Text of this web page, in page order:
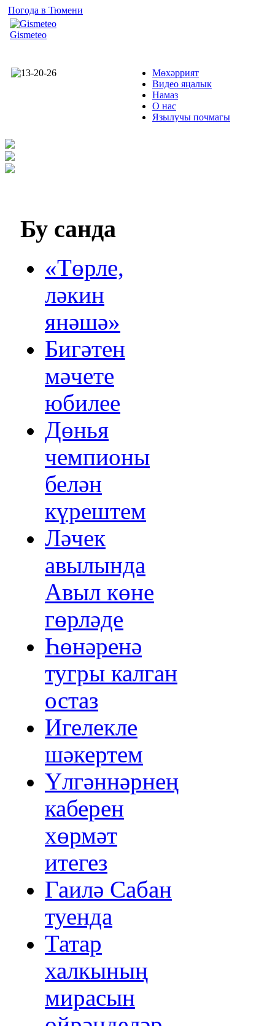
Погода в Тюмени
Gismeteo
Мөхәррият
Видео яңалык
Намаз
О нас
Язылучы почмагы
Бу санда
«Төрле,
ләкин
янәшә»
Бигәтен
мәчете
юбилее
Дөнья
чемпионы
белән
күрештем
Ләчек
авылында
Авыл көне
гөрләде
Һөнәренә
тугры калган
остаз
Игелекле
шәкертем
Үлгәннәрнең
каберен
хөрмәт
итегез
Гаилә Сабан
туенда
Татар
халкының
мирасын